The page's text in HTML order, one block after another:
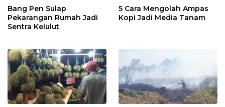
Bang Pen Sulap
Pekarangan Rumah Jadi
Sentra Kelulut
5 Cara Mengolah Ampas
Kopi Jadi Media Tanam